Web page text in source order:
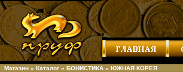
Магазин » Каталог » БОНИСТИКА » ЮЖНАЯ КОРЕЯ